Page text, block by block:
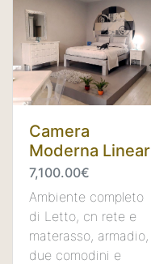
Camera
Moderna Linear
7,100.00€
Ambiente completo
di Letto, cn rete e
materasso, armadio,
due comodini e